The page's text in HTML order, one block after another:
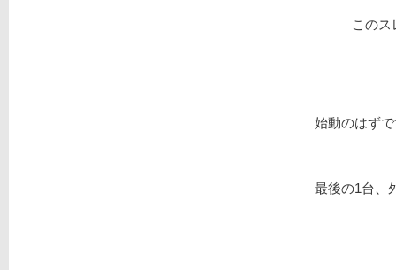
この
始動のはず
最後の1台、